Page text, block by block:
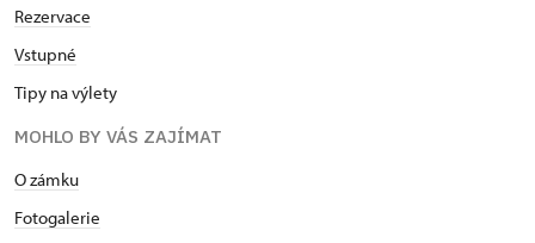
Rezervace
Vstupné
Tipy na výlety
MOHLO BY VÁS ZAJÍMAT
O zámku
Fotogalerie